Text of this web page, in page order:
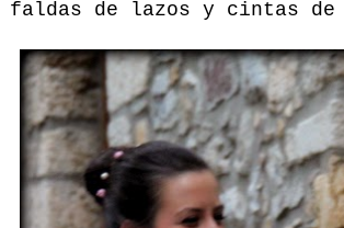
faldas de lazos y cintas de